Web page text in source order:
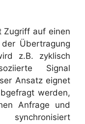
Zugriff auf einen
Übertragung
z.B. zyklisch
Signal
Ansatz eignet
werden,
Anfrage und
synchronisiert